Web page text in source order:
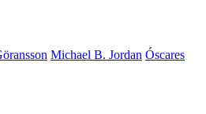
Michael B. Jordan Óscares